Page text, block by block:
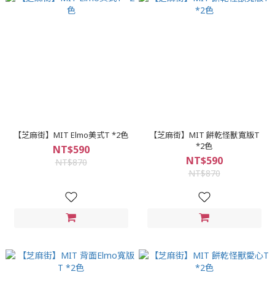
【芝麻街】MIT Elmo美式T *2色
NT$590
NT$870
【芝麻街】MIT 餅乾怪獸寬版T
*2色
NT$590
NT$870